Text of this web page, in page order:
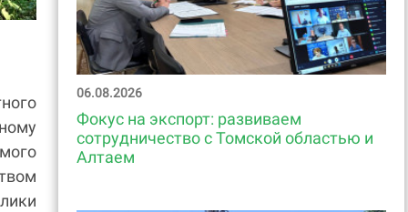
06.08.2026
Фокус на экспорт: развиваем
сотрудничество с Томской областью и
Алтаем